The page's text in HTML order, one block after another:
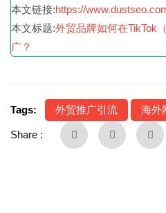
本文链接:https://
本文标题:外贸品牌如何在TikTok
广？
Tags: 外贸推广引流 海外
Share :